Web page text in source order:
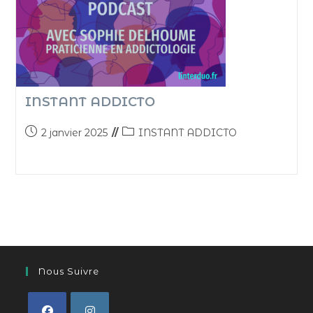
INSTANT ADDICTO
2 janvier 2025 INSTANT ADDICTO
Nous Suivre